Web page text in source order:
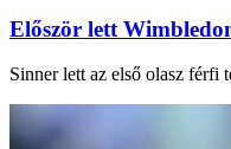
Először lett
Sinner lett az első olasz férfi